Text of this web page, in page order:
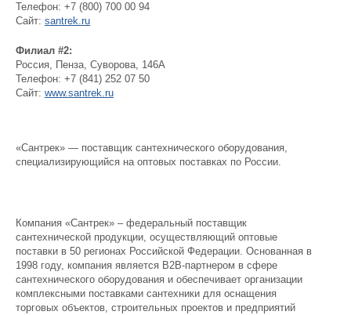
Телефон: +7 (800) 700 00 94
Сайт: santrek.ru
Филиал #2:
Россия, Пенза, Суворова, 146А
Телефон: +7 (841) 252 07 50
Сайт: www.santrek.ru
«Сантрек» — поставщик сантехнического оборудования,
специализирующийся на оптовых поставках по России.
Компания «Сантрек» – федеральный поставщик
сантехнической продукции, осуществляющий оптовые
поставки в 50 регионах Российской Федерации. Основанная в
1998 году, компания является В2В-партнером в сфере
сантехнического оборудования и обеспечивает организации
комплексными поставками сантехники для оснащения
торговых объектов, строительных проектов и предприятий